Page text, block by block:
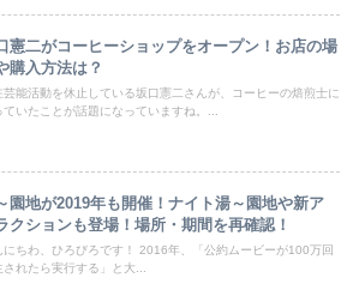
憲二がコーヒーショップをオープン！お店の場
購入方法は？
芸能活動を休止している坂口憲二さんが、コーヒーの焙煎士に
ていたことが話題になっていますね。...
園地が2019年も開催！ナイト湯～園地や新ア
クションも登場！場所・期間を再確認！
にちわ、ひろびろです！ 2016年、「公約ムービーが100万回
されたら実行する」と大...